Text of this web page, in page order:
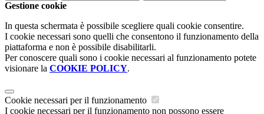
Gestione cookie
In questa schermata è possibile scegliere quali cookie consentire.
I cookie necessari sono quelli che consentono il funzionamento della
piattaforma e non è possibile disabilitarli.
Per conoscere quali sono i cookie necessari al funzionamento potete
visionare la COOKIE POLICY.
Cookie necessari per il funzionamento
I cookie necessari per il funzionamento non possono essere